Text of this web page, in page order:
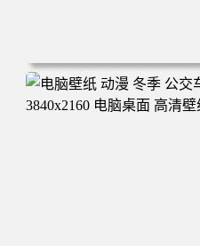
电脑壁纸 完美世界 荒天帝石
高清壁纸 壁纸下载 壁纸大全